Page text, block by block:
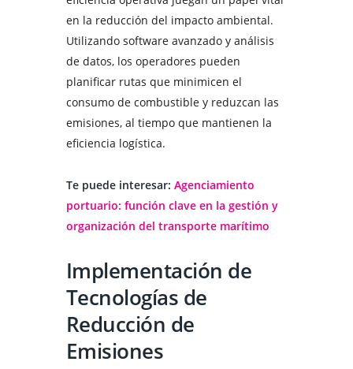
en la reducción del impacto ambiental.
Utilizando software avanzado y análisis
de datos, los operadores pueden
planificar rutas que minimicen el
consumo de combustible y reduzcan las
emisiones, al tiempo que mantienen la
eficiencia logística.
Te puede interesar: Agenciamiento
portuario: función clave en la gestión y
organización del transporte marítimo
Implementación de
Tecnologías de
Reducción de
Emisiones